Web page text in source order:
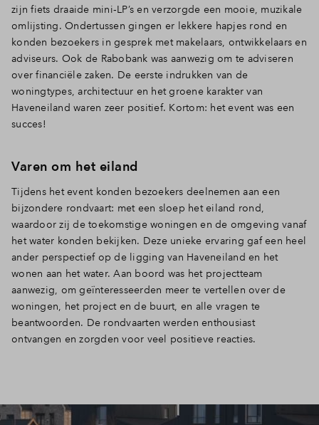
zijn fiets draaide mini‑LP’s en verzorgde een mooie, muzikale
omlijsting. Ondertussen gingen er lekkere hapjes rond en
konden bezoekers in gesprek met makelaars, ontwikkelaars en
adviseurs. Ook de Rabobank was aanwezig om te adviseren
over financiële zaken. De eerste indrukken van de
woningtypes, architectuur en het groene karakter van
Haveneiland waren zeer positief. Kortom: het event was een
succes!
Varen om het eiland
Tijdens het event konden bezoekers deelnemen aan een
bijzondere rondvaart: met een sloep het eiland rond,
waardoor zij de toekomstige woningen en de omgeving vanaf
het water konden bekijken. Deze unieke ervaring gaf een heel
ander perspectief op de ligging van Haveneiland en het
wonen aan het water. Aan boord was het projectteam
aanwezig, om geïnteresseerden meer te vertellen over de
woningen, het project en de buurt, en alle vragen te
beantwoorden. De rondvaarten werden enthousiast
ontvangen en zorgden voor veel positieve reacties.